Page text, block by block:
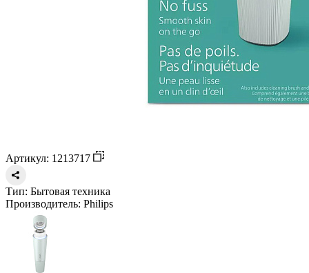
Артикул: 1213717
Тип: Бытовая техника
Производитель: Philips